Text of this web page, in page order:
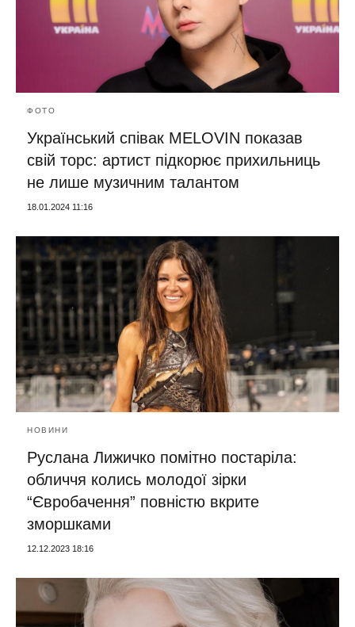
ФОТО
Український співак MELOVIN показав
свій торс: артист підкорює прихильниць
не лише музичним талантом
18.01.2024 11:16
НОВИНИ
Руслана Лижичко помітно постаріла:
обличчя колись молодої зірки
“Євробачення” повністю вкрите
зморшками
12.12.2023 18:16